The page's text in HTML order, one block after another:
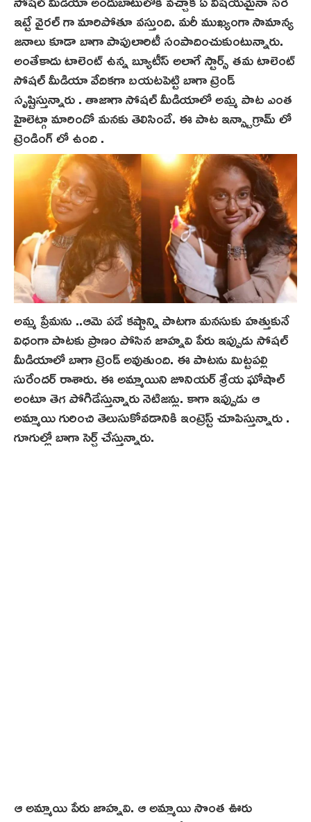
ఇట్టే వైరల్ గా మారిపోతూ వస్తుంది. మరీ ముఖ్యంగా సామాన్య
జనాలు కూడా బాగా పాపులారిటీ సంపాదించుకుంటున్నారు.
అంతేకాదు టాలెంట్ ఉన్న బ్యూటీస్ అలాగే స్టార్స్ తమ టాలెంట్
సోషల్ మీడియా వేదికగా బయటపెట్టి బాగా ట్రెండ్
సృష్టిస్తున్నారు . తాజాగా సోషల్ మీడియాలో అమ్మ పాట ఎంత
హైలెట్గా మారిందో మనకు తెలిసిందే. ఈ పాట ఇన్స్టాగ్రామ్ లో
ట్రెండింగ్ లో ఉంది .
అమ్మ ప్రేమను ..ఆమె పడే కష్టాన్ని పాటగా మనసుకు హత్తుకునే
విధంగా పాటకు ప్రాణం పోసిన జాహ్నవి పేరు ఇప్పుడు సోషల్
మీడియాలో బాగా ట్రెండ్ అవుతుంది. ఈ పాటను మిట్టపల్లి
సురేందర్ రాశారు. ఈ అమ్మాయిని జూనియర్ శ్రేయ ఘోషాల్
అంటూ తెగ పోగిడేస్తున్నారు నెటిజన్లు. కాగా ఇప్పుడు ఆ
అమ్మాయి గురించి తెలుసుకోవడానికి ఇంట్రెస్ట్ చూపిస్తున్నారు .
గూగుల్లో బాగా సెర్చ్ చేస్తున్నారు.
ఆ అమ్మాయి పేరు జాహ్నవి. ఆ అమ్మాయి సొంత ఊరు